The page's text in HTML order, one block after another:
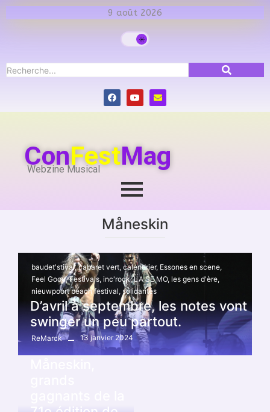
9 août 2026
ConFestMag
Webzine Musical
Måneskin
baudet'stival, cabaret vert, calendrier, Essones en scene,
Feel Good, Festivals, inc'rock, LA SE MO, les gens d'ère,
nieuwpoort beach festival, solidarités
D’avril à septembre, les notes vont
swinger un peu partout.
ReMarck 13 janvier 2024
Actualité, Autres, News
Les rockeurs de